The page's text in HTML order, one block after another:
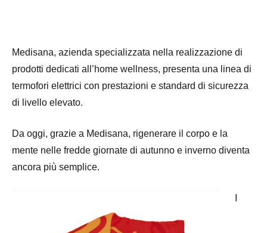
Medisana, azienda specializzata nella realizzazione di
prodotti dedicati all’home wellness, presenta una linea di
termofori elettrici con prestazioni e standard di sicurezza
di livello elevato.
Da oggi, grazie a Medisana, rigenerare il corpo e la
mente nelle fredde giornate di autunno e inverno diventa
ancora più semplice.